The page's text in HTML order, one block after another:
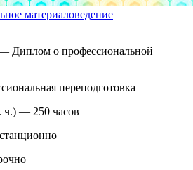
материаловедение
— Диплом о профессиональной
переподготовка
ч.) — 250 часов